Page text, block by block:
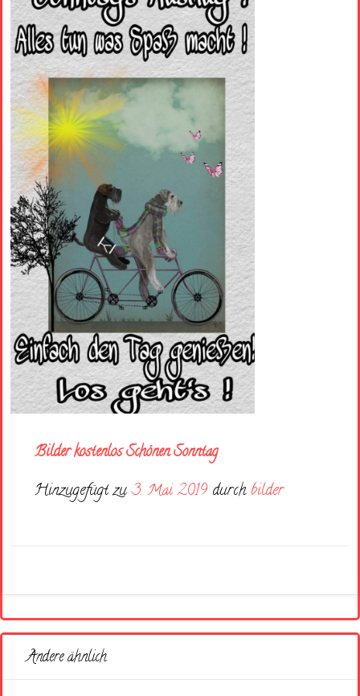
Bilder kostenlos Schönen Sonntag
Hinzugefügt zu3. Mai 2019 durch bilder
Andere ähnlich